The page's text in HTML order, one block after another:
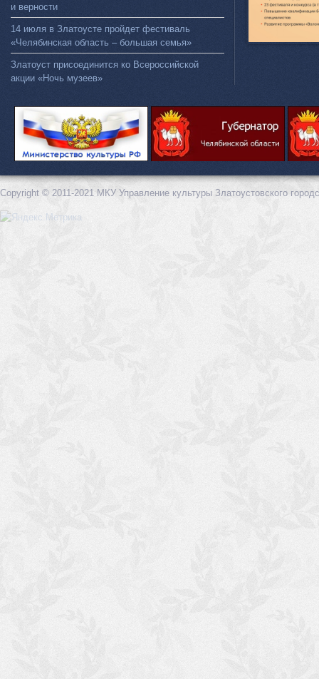
и верности
14 июля в Златоусте пройдет фестиваль
«Челябинская область – большая семья»
Златоуст присоединится ко Всероссийской
акции «Ночь музеев»
Copyright © 2011-2021 МКУ Управление культуры Златоустовского